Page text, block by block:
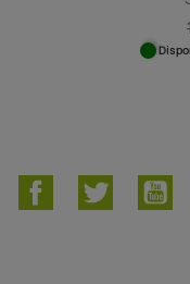
FacebookTwitter